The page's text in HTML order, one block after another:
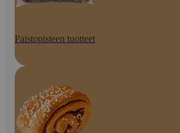
Paistopisteen tuotteet